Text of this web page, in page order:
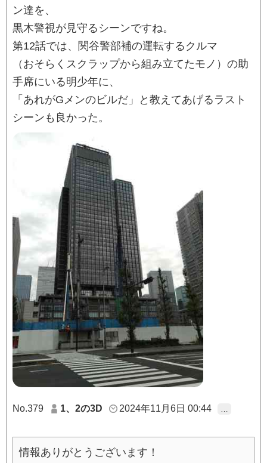
ン達を、
黒木警視が見守るシーンですね。
第12話では、関谷警部補の運転するクルマ
（おそらくスクラップから組み立てたモノ）の助
手席にいる明少年に、
「あれがGメンのビルだ」と教えてあげるラスト
シーンも良かった。
No.379 1、2の3D 2024年11月6日 00:44
情報ありがとうございます！